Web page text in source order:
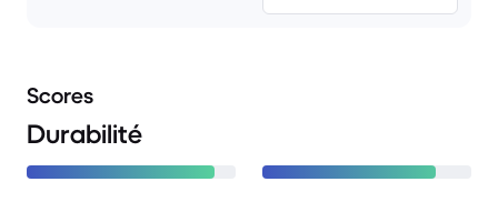
Scores
Durabilité